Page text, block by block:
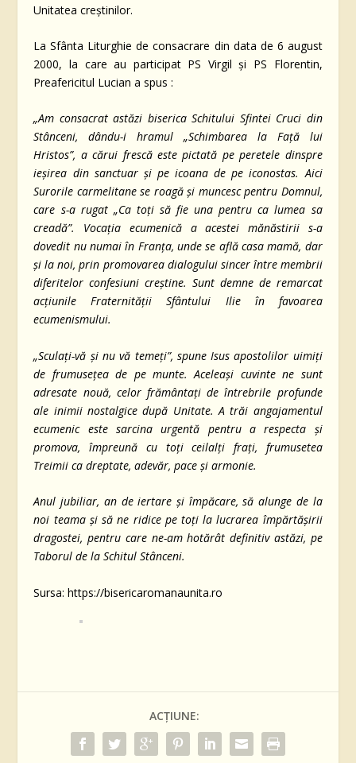
Unitatea creştinilor.
La Sfânta Liturghie de consacrare din data de 6 august
2000, la care au participat PS Virgil şi PS Florentin,
Preafericitul Lucian a spus :
„Am consacrat astăzi biserica Schitului Sfintei Cruci din
Stânceni, dându-i hramul „Schimbarea la Faţă lui
Hristos”, a cărui frescă este pictată pe peretele dinspre
ieşirea din sanctuar şi pe icoana de pe iconostas. Aici
Surorile carmelitane se roagă şi muncesc pentru Domnul,
care s-a rugat „Ca toţi să fie una pentru ca lumea sa
creadă”. Vocaţia ecumenică a acestei mănăstirii s-a
dovedit nu numai în Franţa, unde se află casa mamă, dar
şi la noi, prin promovarea dialogului sincer între membrii
diferitelor confesiuni creştine. Sunt demne de remarcat
acţiunile Fraternităţii Sfântului Ilie în favoarea
ecumenismului.
„Sculaţi-vă şi nu vă temeţi”, spune Isus apostolilor uimiţi
de frumuseţea de pe munte. Aceleaşi cuvinte ne sunt
adresate nouă, celor frământaţi de întrebrile profunde
ale inimii nostalgice după Unitate. A trăi angajamentul
ecumenic este sarcina urgentă pentru a respecta şi
promova, împreună cu toţi ceilalţi fraţi, frumusetea
Treimii ca dreptate, adevăr, pace şi armonie.
Anul jubiliar, an de iertare şi împăcare, să alunge de la
noi teama şi să ne ridice pe toţi la lucrarea împărtăşirii
dragostei, pentru care ne-am hotărât definitiv astăzi, pe
Taborul de la Schitul Stânceni.
Sursa: https://bisericaromanaunita.ro
ACȚIUNE: